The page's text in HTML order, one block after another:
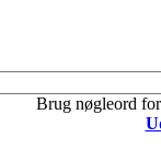
Brug nøgleord